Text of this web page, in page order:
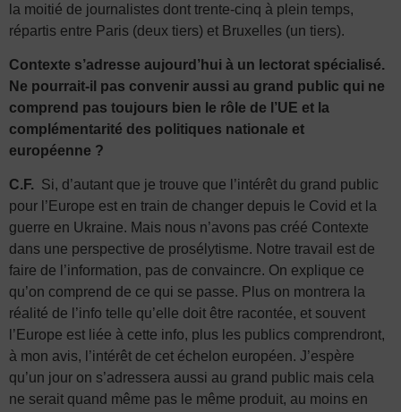
la moitié de journalistes dont trente-cinq à plein temps,
répartis entre Paris (deux tiers) et Bruxelles (un tiers).
Contexte s’adresse aujourd’hui à un lectorat spécialisé.
Ne pourrait-il pas convenir aussi au grand public qui ne
comprend pas toujours bien le rôle de l’UE et la
complémentarité des politiques nationale et
européenne ?
C.F. Si, d’autant que je trouve que l’intérêt du grand public
pour l’Europe est en train de changer depuis le Covid et la
guerre en Ukraine. Mais nous n’avons pas créé Contexte
dans une perspective de prosélytisme. Notre travail est de
faire de l’information, pas de convaincre. On explique ce
qu’on comprend de ce qui se passe. Plus on montrera la
réalité de l’info telle qu’elle doit être racontée, et souvent
l’Europe est liée à cette info, plus les publics comprendront,
à mon avis, l’intérêt de cet échelon européen. J’espère
qu’un jour on s’adressera aussi au grand public mais cela
ne serait quand même pas le même produit, au moins en